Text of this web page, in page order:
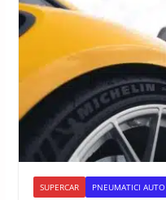
SUPERCAR PNEUMATICI AUTO